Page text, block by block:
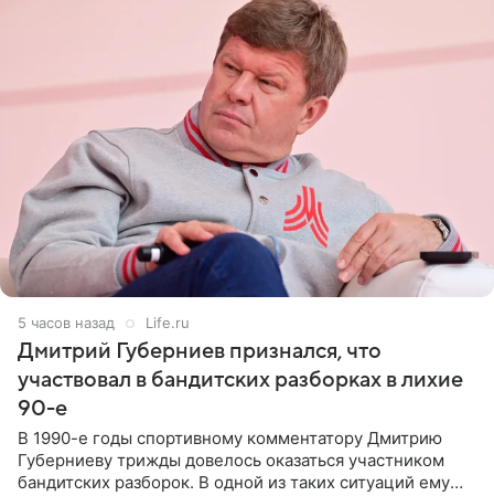
5 часов назад Life.ru
Дмитрий Губерниев признался, что
участвовал в бандитских разборках в лихие
90-е
В 1990-е годы спортивному комментатору Дмитрию
Губерниеву трижды довелось оказаться участником
бандитских разборок. В одной из таких ситуаций ему